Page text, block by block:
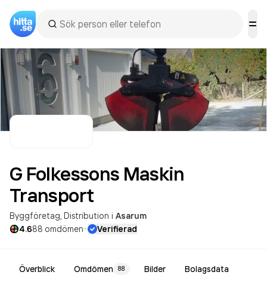
G Folkessons Maskin
Transport
Byggföretag Distribution i Asarum
4.688 omdömen· Verifierad
Överblick Omdömen 88 Bilder Bolagsdata